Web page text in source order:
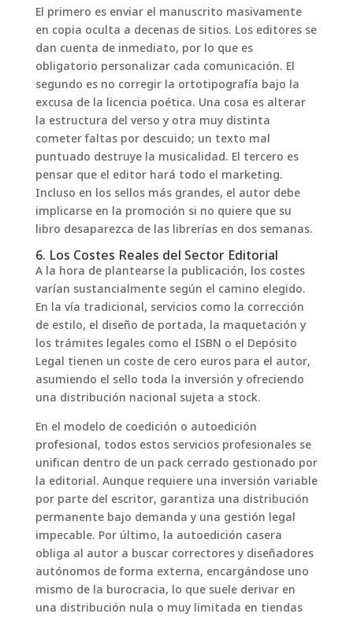
El primero es enviar el manuscrito masivamente
en copia oculta a decenas de sitios. Los editores se
dan cuenta de inmediato, por lo que es
obligatorio personalizar cada comunicación. El
segundo es no corregir la ortotipografía bajo la
excusa de la licencia poética. Una cosa es alterar
la estructura del verso y otra muy distinta
cometer faltas por descuido; un texto mal
puntuado destruye la musicalidad. El tercero es
pensar que el editor hará todo el marketing.
Incluso en los sellos más grandes, el autor debe
implicarse en la promoción si no quiere que su
libro desaparezca de las librerías en dos semanas.
6. Los Costes Reales del Sector Editorial
A la hora de plantearse la publicación, los costes
varían sustancialmente según el camino elegido.
En la vía tradicional, servicios como la corrección
de estilo, el diseño de portada, la maquetación y
los trámites legales como el ISBN o el Depósito
Legal tienen un coste de cero euros para el autor,
asumiendo el sello toda la inversión y ofreciendo
una distribución nacional sujeta a stock.
En el modelo de coedición o autoedición
profesional, todos estos servicios profesionales se
unifican dentro de un pack cerrado gestionado por
la editorial. Aunque requiere una inversión variable
por parte del escritor, garantiza una distribución
permanente bajo demanda y una gestión legal
impecable. Por último, la autoedición casera
obliga al autor a buscar correctores y diseñadores
autónomos de forma externa, encargándose uno
mismo de la burocracia, lo que suele derivar en
una distribución nula o muy limitada en tiendas